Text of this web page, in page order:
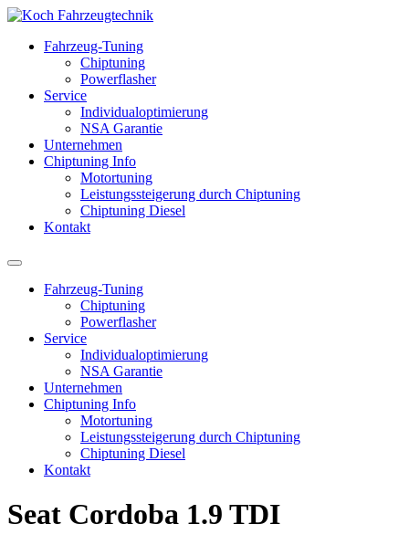
Fahrzeug-Tuning
Chiptuning
Powerflasher
Service
Individualoptimierung
NSA Garantie
Unternehmen
Chiptuning Info
Motortuning
Leistungssteigerung durch Chiptuning
Chiptuning Diesel
Kontakt
Fahrzeug-Tuning
Chiptuning
Powerflasher
Service
Individualoptimierung
NSA Garantie
Unternehmen
Chiptuning Info
Motortuning
Leistungssteigerung durch Chiptuning
Chiptuning Diesel
Kontakt
Seat Cordoba 1.9 TDI